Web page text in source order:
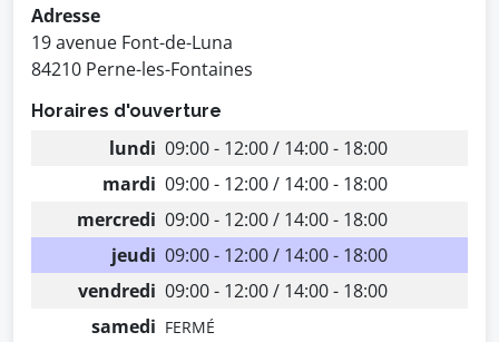
Adresse
19 avenue Font-de-Luna
84210 Perne-les-Fontaines
Horaires d'ouverture
lundi 09:00 - 12:00 / 14:00 - 18:00
mardi 09:00 - 12:00 / 14:00 - 18:00
mercredi 09:00 - 12:00 / 14:00 - 18:00
jeudi 09:00 - 12:00 / 14:00 - 18:00
vendredi 09:00 - 12:00 / 14:00 - 18:00
samedi FERMÉ